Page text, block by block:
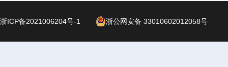
浙ICP备2021006204号-1 浙公网安备 33010602012058号